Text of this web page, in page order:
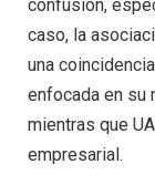
confusión,
caso, la
una
enfocada en su
mientras que
empresarial.